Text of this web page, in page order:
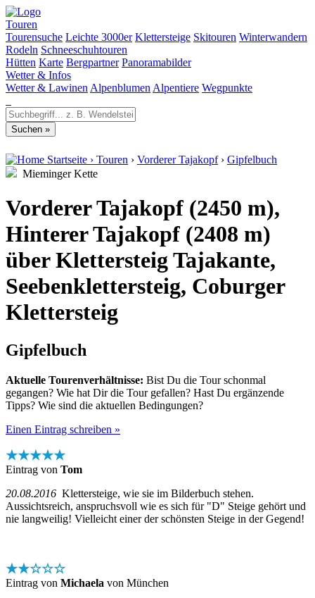
Touren
Tourensuche Leichte 3000er Klettersteige Skitouren Winterwandern
Rodeln Schneeschuhtouren
Hütten Karte Bergpartner Panoramabilder
Wetter & Infos
Wetter & Lawinen Alpenblumen Alpentiere Wegpunkte
Startseite › Touren › Vorderer Tajakopf › Gipfelbuch
Mieminger Kette
Vorderer Tajakopf (2450 m),
Hinterer Tajakopf (2408 m)
über Klettersteig Tajakante,
Seebenklettersteig, Coburger
Klettersteig
Gipfelbuch
Aktuelle Tourenverhältnisse: Bist Du die Tour schonmal
gegangen? Wie hat Dir die Tour gefallen? Hast Du ergänzende
Tipps? Wie sind die aktuellen Bedingungen?
Einen Eintrag schreiben »
★★★★★
Eintrag von Tom
20.08.2016 Klettersteige, wie sie im Bilderbuch stehen.
Aussichtsreich, anspruchsvoll wie es sich für "D" Steige gehört und
nie langweilig! Vielleicht einer der schönsten Steige in der Gegend!
★★☆☆☆
Eintrag von Michaela von München